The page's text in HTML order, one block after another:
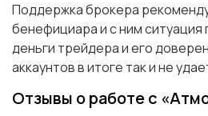
Поддержка брокера
бенефициара и с ним
деньги трейдера и его
аккаунтов в итоге так и не
Отзывы о работе с